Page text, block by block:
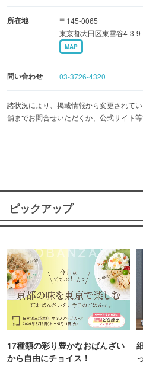
所在地
〒145-0065
東京都大田区東雪谷4-3-9
MAP
問い合わせ 03-3726-4320
諸状況により、掲載情報から変更されて
舗までお問合せいただくか、公式サイト
ピックアップ
17種類の彩り豊かなおばんざい
から自由にチョイス！